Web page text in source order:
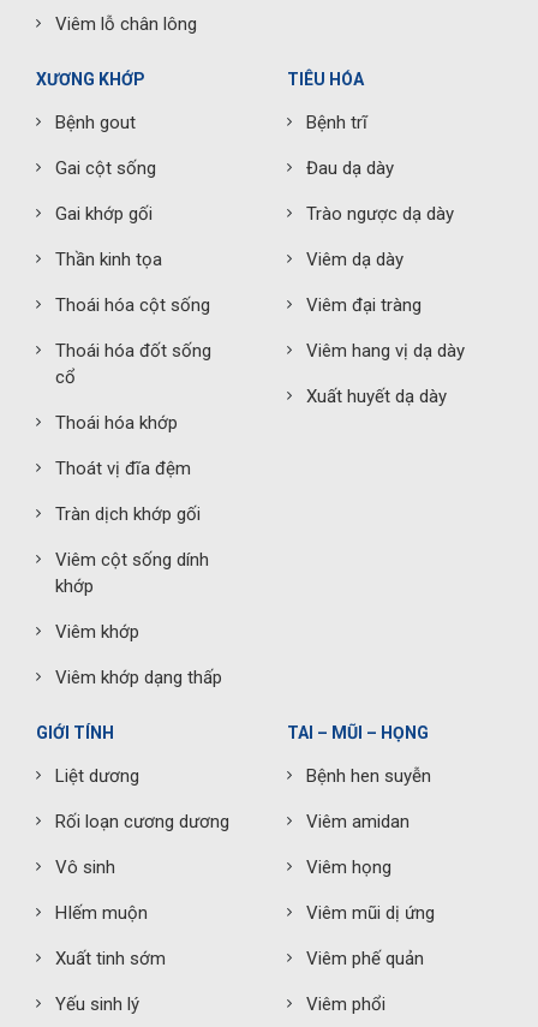
Viêm lỗ chân lông
XƯƠNG KHỚP
Bệnh gout
Gai cột sống
Gai khớp gối
Thần kinh tọa
Thoái hóa cột sống
Thoái hóa đốt sống
cổ
Thoái hóa khớp
Thoát vị đĩa đệm
Tràn dịch khớp gối
Viêm cột sống dính
khớp
Viêm khớp
Viêm khớp dạng thấp
TIÊU HÓA
Bệnh trĩ
Đau dạ dày
Trào ngược dạ dày
Viêm dạ dày
Viêm đại tràng
Viêm hang vị dạ dày
Xuất huyết dạ dày
GIỚI TÍNH
Liệt dương
Rối loạn cương dương
Vô sinh
HIếm muộn
Xuất tinh sớm
Yếu sinh lý
TAI – MŨI – HỌNG
Bệnh hen suyễn
Viêm amidan
Viêm họng
Viêm mũi dị ứng
Viêm phế quản
Viêm phổi